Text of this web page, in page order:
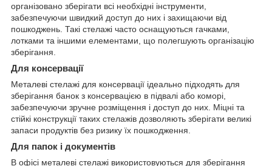
організовано зберігати всі необхідні інструменти,
забезпечуючи швидкий доступ до них і захищаючи від
пошкоджень. Такі стелажі часто оснащуються гачками,
лотками та іншими елементами, що полегшують організацію
зберігання.
Для консервації
Металеві стелажі для консервації ідеально підходять для
зберігання банок з консервацією в підвалі або коморі,
забезпечуючи зручне розміщення і доступ до них. Міцні та
стійкі конструкції таких стелажів дозволяють зберігати великі
запаси продуктів без ризику їх пошкодження.
Для папок і документів
В офісі металеві стелажі використовуються для зберігання